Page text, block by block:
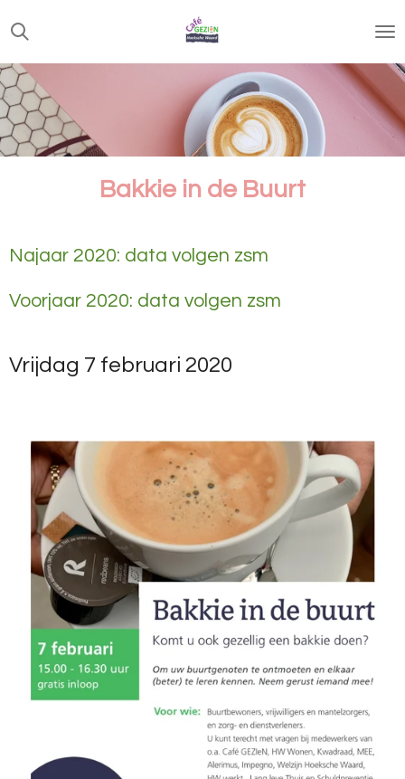
Ga
direct
naar
de
hoofdinhoud
Bakkie in de Buurt
Najaar 2020: data volgen zsm
Voorjaar 2020: data volgen zsm
Vrijdag 7 februari 2020